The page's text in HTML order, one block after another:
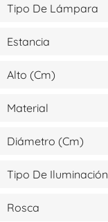
Tipo De Lámpara
Estancia
Alto (cm)
Material
Diámetro (cm)
Tipo De Iluminación
Rosca